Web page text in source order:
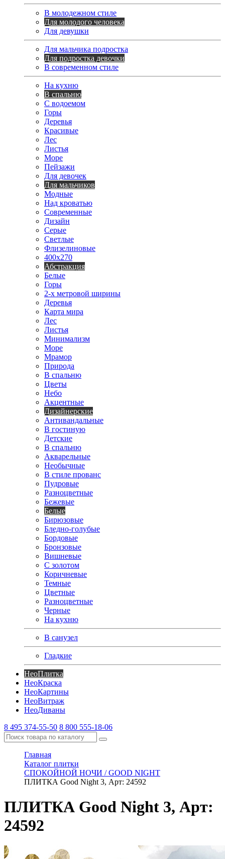
В молодежном стиле
Для молодого человека
Для девушки
Для мальчика подростка
Для подростка девочки
В современном стиле
На кухню
В спальню
С водоемом
Горы
Деревья
Красивые
Лес
Листья
Море
Пейзажи
Для девочек
Для мальчиков
Модные
Над кроватью
Современные
Дизайн
Серые
Светлые
Флизелиновые
400х270
Абстракция
Белые
Горы
2-х метровой ширины
Деревья
Карта мира
Лес
Листья
Минимализм
Море
Мрамор
Природа
В спальню
Цветы
Небо
Акцентные
Дизайнерские
Антивандальные
В гостиную
Детские
В спальню
Акварельные
Необычные
В стиле прованс
Пудровые
Разноцветные
Бежевые
Белые
Бирюзовые
Бледно-голубые
Бордовые
Бронзовые
Вишневые
С золотом
Коричневые
Темные
Цветные
Разноцветные
Черные
На кухню
В санузел
Гладкие
НеоПлитка
НеоКраска
НеоКартины
НеоВитраж
НеоДиваны
8 495 374-55-50 8 800 555-18-06
Главная
Каталог плитки
СПОКОЙНОЙ НОЧИ / GOOD NIGHT
ПЛИТКА Good Night 3, Арт: 24592
ПЛИТКА Good Night 3, Арт:
24592